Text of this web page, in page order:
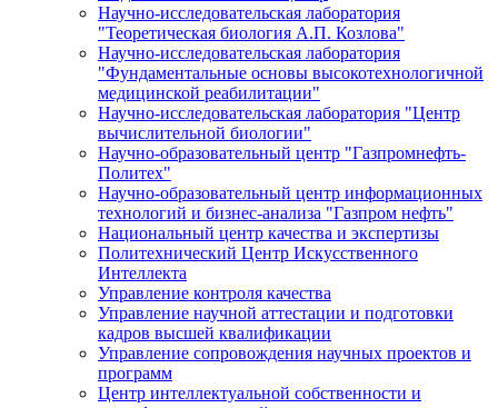
Научно-исследовательская лаборатория
"Теоретическая биология А.П. Козлова"
Научно-исследовательская лаборатория
"Фундаментальные основы высокотехнологичной
медицинской реабилитации"
Научно-исследовательская лаборатория "Центр
вычислительной биологии"
Научно-образовательный центр "Газпромнефть-
Политех"
Научно-образовательный центр информационных
технологий и бизнес-анализа "Газпром нефть"
Национальный центр качества и экспертизы
Политехнический Центр Искусственного
Интеллекта
Управление контроля качества
Управление научной аттестации и подготовки
кадров высшей квалификации
Управление сопровождения научных проектов и
программ
Центр интеллектуальной собственности и